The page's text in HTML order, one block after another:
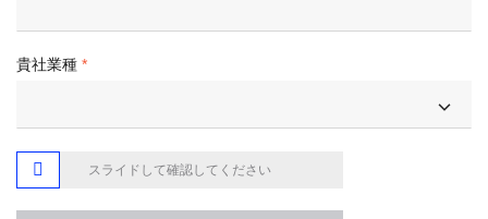
貴社業種
 スライドして確認してください